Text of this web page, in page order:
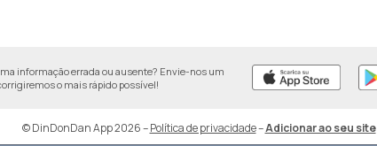
informação errada ou ausente? Envie-nos um
o mais rápido possível!
© DinDonDan App 2026– Política de privacidade–Adicionar ao seu site